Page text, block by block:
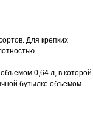
Для крепких
0,64 л, в которой
бутылке объемом